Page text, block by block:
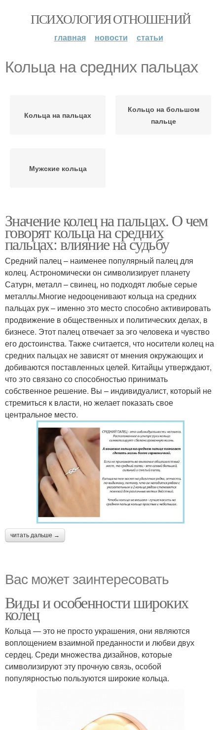
ПСИХОЛОГИЯ ОТНОШЕНИЙ
главная новости статьи
Кольца на средних пальцах
Кольца на пальцах
Кольцо на большом
пальце
Мужские кольца
Значение колец на пальцах. О чем
говорят кольца на средних
пальцах: влияние на судьбу
Средний палец – наименее популярный палец для
колец. Астрономически он символизирует планету
Сатурн, металл – свинец, но подходят любые серые
металлы.Многие недооценивают кольца на средних
пальцах рук – именно это место способно активировать
продвижение в общественных и политических делах, в
бизнесе. Этот палец отвечает за эго человека и чувство
его достоинства. Также считается, что носители колец на
средних пальцах не зависят от мнения окружающих и
добиваются поставленных целей. Китайцы утверждают,
что это связано со способностью принимать
собственное решение. Вы – индивидуалист, который не
стремиться к власти, но желает показать свое
центральное место.
читать дальше →
Вас может заинтересовать
Виды и особенности широких
колец
Кольца — это не просто украшения, они являются
воплощением взаимной преданности и любви двух
сердец. Среди множества дизайнов, которые
символизируют эту прочную связь, особой
популярностью пользуются широкие кольца.